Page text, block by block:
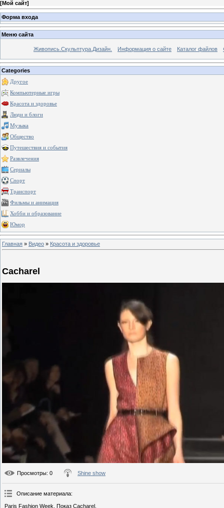
[Мой сайт]
Форма входа
Меню сайта
Живопись.Скульптура.Дизайн. Информация о сайте Каталог файлов
Categories
Другое
Компьютерные игры
Красота и здоровье
Люди и блоги
Музыка
Общество
Путешествия и события
Развлечения
Сериалы
Спорт
Транспорт
Фильмы и анимация
Хобби и образование
Юмор
Главная » Видео » Красота и здоровье
Cacharel
Просмотры: 0 Shine show
Описание материала:
Paris Fashion Week. Показ Cacharel.